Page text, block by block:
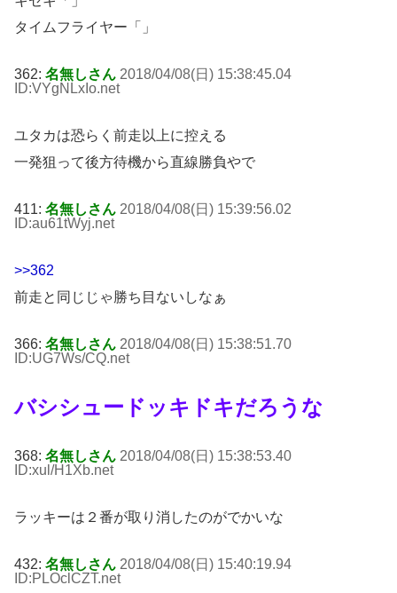
タイムフライヤー「」
362: 名無しさん 2018/04/08(日) 15:38:45.04
ID:VYgNLxIo.net
ユタカは恐らく前走以上に控える
一発狙って後方待機から直線勝負やで
411: 名無しさん 2018/04/08(日) 15:39:56.02
ID:au61tWyj.net
>>362
前走と同じじゃ勝ち目ないしなぁ
366: 名無しさん 2018/04/08(日) 15:38:51.70
ID:UG7Ws/CQ.net
バシシュードッキドキだろうな
368: 名無しさん 2018/04/08(日) 15:38:53.40
ID:xul/H1Xb.net
ラッキーは２番が取り消したのがでかいな
432: 名無しさん 2018/04/08(日) 15:40:19.94
ID:PLOclCZT.net